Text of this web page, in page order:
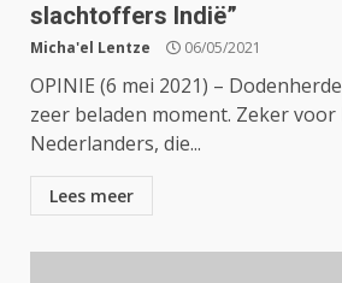
slachtoffers Indië”
Micha'el Lentze 06/05/2021
OPINIE (6 mei 2021) –
zeer beladen moment. Zeker voor
Nederlanders, die...
Lees meer